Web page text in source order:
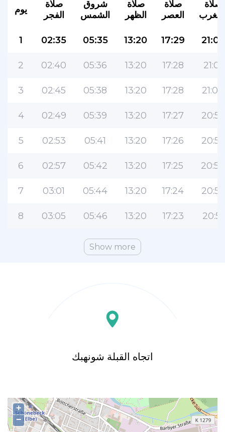
يوم
صلاة
الفجر
شروق
الشمس
صلاة
الظهر
صلاة
العصر
صلاة
1 02:35 05:35 13:20 17:29 21:03
2 02:40 05:36 13:20 17:28 21:01
3 02:45 05:38 13:20 17:28 21:00
4 02:49 05:39 13:20 17:27 20:58
5 02:53 05:41 13:20 17:26 20:56
6 02:57 05:42 13:20 17:25 20:54
7 03:01 05:44 13:20 17:24 20:53
8 03:05 05:46 13:20 17:23 20:51
Show more
اتجاه القبلة شونهبك
+
−